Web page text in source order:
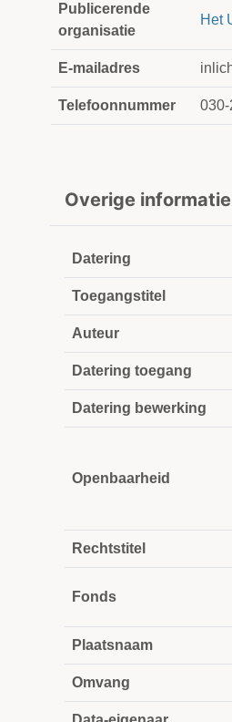
Publicerende
organisatie
Het
E-mailadres
Telefoonnummer 030-
Overige informatie
Datering
Toegangstitel
Auteur
Datering toegang
Datering bewerking
Openbaarheid
Rechtstitel
Fonds
Plaatsnaam
Omvang